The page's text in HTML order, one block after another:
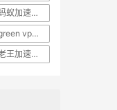
蚂蚁加速手机版
green vp下载
老王加速器要钱吗